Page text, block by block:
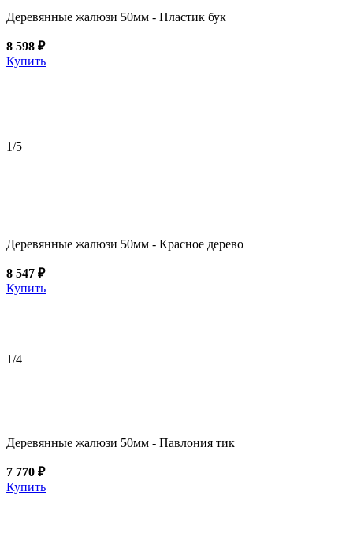
Деревянные жалюзи 50мм - Пластик бук
8 598 ₽
Купить
1/5
Деревянные жалюзи 50мм - Красное дерево
8 547 ₽
Купить
1/4
Деревянные жалюзи 50мм - Павлония тик
7 770 ₽
Купить